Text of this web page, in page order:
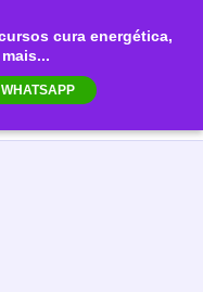
cura energética,